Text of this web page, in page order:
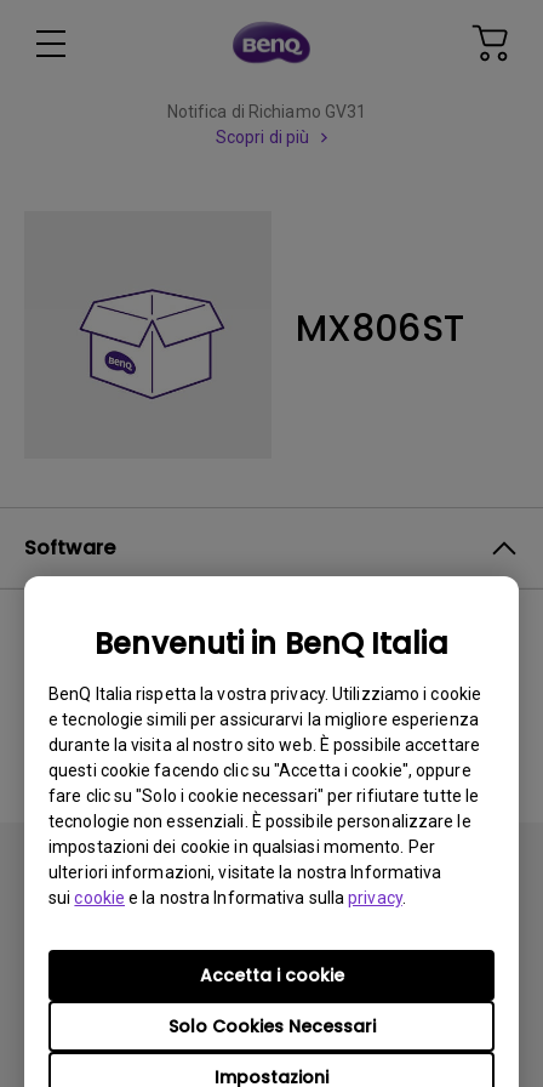
Benvenuti in BenQ Italia
BenQ Italia rispetta la vostra privacy. Utilizziamo i cookie
e tecnologie simili per assicurarvi la migliore esperienza
durante la visita al nostro sito web. È possibile accettare
questi cookie facendo clic su "Accetta i cookie", oppure
fare clic su "Solo i cookie necessari" per rifiutare tutte le
tecnologie non essenziali. È possibile personalizzare le
impostazioni dei cookie in qualsiasi momento. Per
ulteriori informazioni, visitate la nostra Informativa
suicookie e la nostra Informativa sullaprivacy.
Impostazioni
Solo Cookies Necessari
Accetta i cookie
Notifica di Richiamo GV31
Scopri di più
MX806ST
Software
Nessun software o driver
correlato